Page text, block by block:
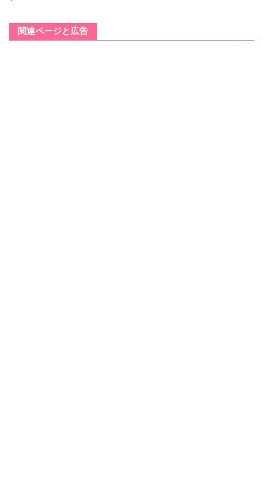
関連ページと広告